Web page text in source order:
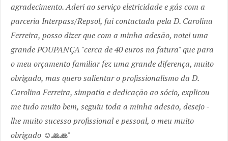
agradecimento. Aderi ao serviço eletricidade e gás com a
parceria Interpass/Repsol, fui contactada pela D. Carolina
Ferreira, posso dizer que com a minha adesão, notei uma
grande POUPANÇA "cerca de 40 euros na fatura" que para
o meu orçamento familiar fez uma grande diferença, muito
obrigado, mas quero salientar o profissionalismo da D.
Carolina Ferreira, simpatia e dedicação ao sócio, explicou
me tudo muito bem, seguiu toda a minha adesão, desejo -
lhe muito sucesso profissional e pessoal, o meu muito
obrigado ☺️🙏🙏